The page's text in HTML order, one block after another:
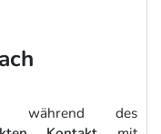
während des